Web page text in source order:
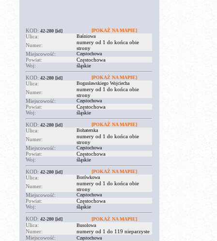
KOD: 42-280 [id] [POKAŻ NA MAPIE]
Ulica: Baśniowa
Numer:
numery od 1 do końca obie
strony
Miejscowość:
Częstochowa
Powiat:
Częstochowa
Woj:
śląskie
KOD: 42-280 [id] [POKAŻ NA MAPIE]
Ulica: Bogusławskiego Wojciecha
Numer:
numery od 1 do końca obie
strony
Miejscowość:
Częstochowa
Powiat:
Częstochowa
Woj:
śląskie
KOD: 42-280 [id] [POKAŻ NA MAPIE]
Ulica: Bohaterska
Numer:
numery od 1 do końca obie
strony
Miejscowość:
Częstochowa
Powiat:
Częstochowa
Woj:
śląskie
KOD: 42-280 [id] [POKAŻ NA MAPIE]
Ulica: Borówkowa
Numer:
numery od 1 do końca obie
strony
Miejscowość:
Częstochowa
Powiat:
Częstochowa
Woj:
śląskie
KOD: 42-280 [id] [POKAŻ NA MAPIE]
Ulica: Busolowa
Numer:
numery od 1 do 119 nieparzyste
Miejscowość:
Częstochowa